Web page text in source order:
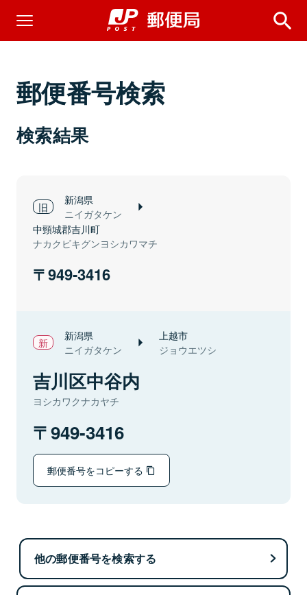
郵便番号検索
検索結果
新潟県
ニイガタケン
中頸城郡吉川町
ナカクビキグンヨシカワマチ
949-3416
新潟県
ニイガタケン
上越市
ジョウエツシ
吉川区中谷内
ヨシカワクナカヤチ
949-3416
郵便番号をコピーする
他の郵便番号を検索する